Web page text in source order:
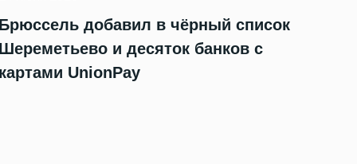
добавил в чёрный список
и десяток банков с
UnionPay